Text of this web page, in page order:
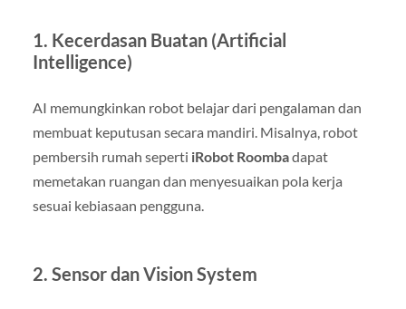
1. Kecerdasan Buatan (Artificial
Intelligence)
AI memungkinkan robot belajar dari pengalaman dan
membuat keputusan secara mandiri. Misalnya, robot
pembersih rumah seperti iRobot Roombadapat
memetakan ruangan dan menyesuaikan pola kerja
sesuai kebiasaan pengguna.
2. Sensor dan Vision System